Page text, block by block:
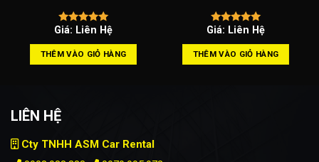
Giá: Liên Hệ
THÊM VÀO GIỎ HÀNG
Giá: Liên Hệ
THÊM VÀO GIỎ HÀNG
LIÊN HỆ
Cty TNHH ASM Car Rental